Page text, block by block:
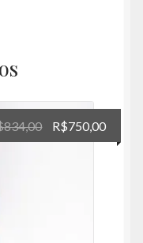
834,00
O
preço
R$750,00O
preço